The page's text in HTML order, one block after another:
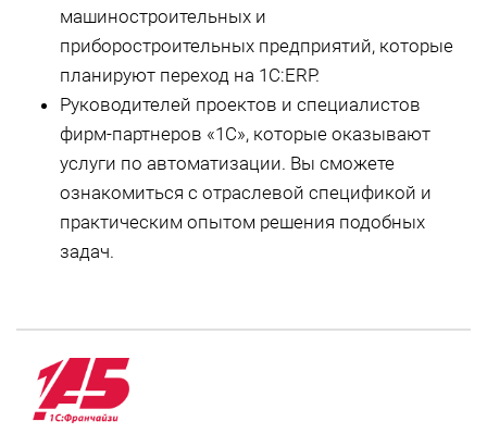
машиностроительных и
приборостроительных предприятий, которые
планируют переход на 1С:ERP.
Руководителей проектов и специалистов
фирм-партнеров «1С», которые оказывают
услуги по автоматизации. Вы сможете
ознакомиться с отраслевой спецификой и
практическим опытом решения подобных
задач.